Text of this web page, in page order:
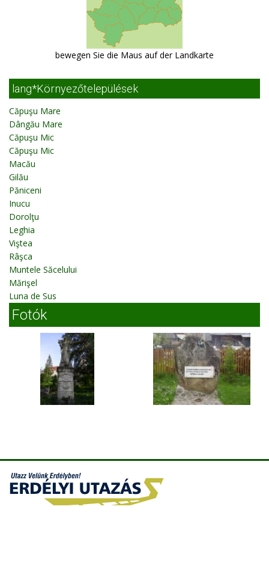
bewegen Sie die Maus auf der Landkarte
lang*Környezőtelepülések
Căpuşu Mare
Dângău Mare
Căpuşu Mic
Căpuşu Mic
Macău
Gilău
Păniceni
Inucu
Dorolţu
Leghia
Viştea
Râşca
Muntele Săcelului
Mărişel
Luna de Sus
Fotók